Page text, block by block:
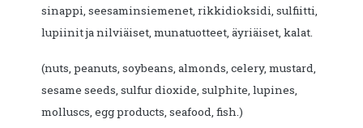
sinappi, seesaminsiemenet, rikkidioksidi, sulfiitti,
lupiinit ja nilviäiset, munatuotteet, äyriäiset, kalat.
(nuts, peanuts, soybeans, almonds, celery, mustard,
sesame seeds, sulfur dioxide, sulphite, lupines,
molluscs, egg products, seafood, fish.)